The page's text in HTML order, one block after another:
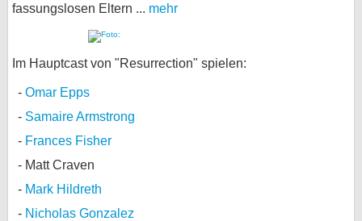
fassungslosen Eltern ... mehr
Im Hauptcast von "Resurrection" spielen:
Omar Epps
Samaire Armstrong
Frances Fisher
Matt Craven
Mark Hildreth
Nicholas Gonzalez